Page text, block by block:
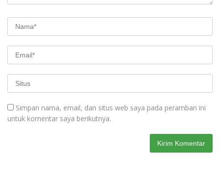
Simpan nama, email, dan situs web saya pada peramban ini
untuk komentar saya berikutnya.